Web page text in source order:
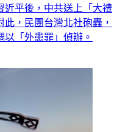
近平後，中共送上「大禮
，民團台灣北社砲轟，
「外患罪」偵辦。